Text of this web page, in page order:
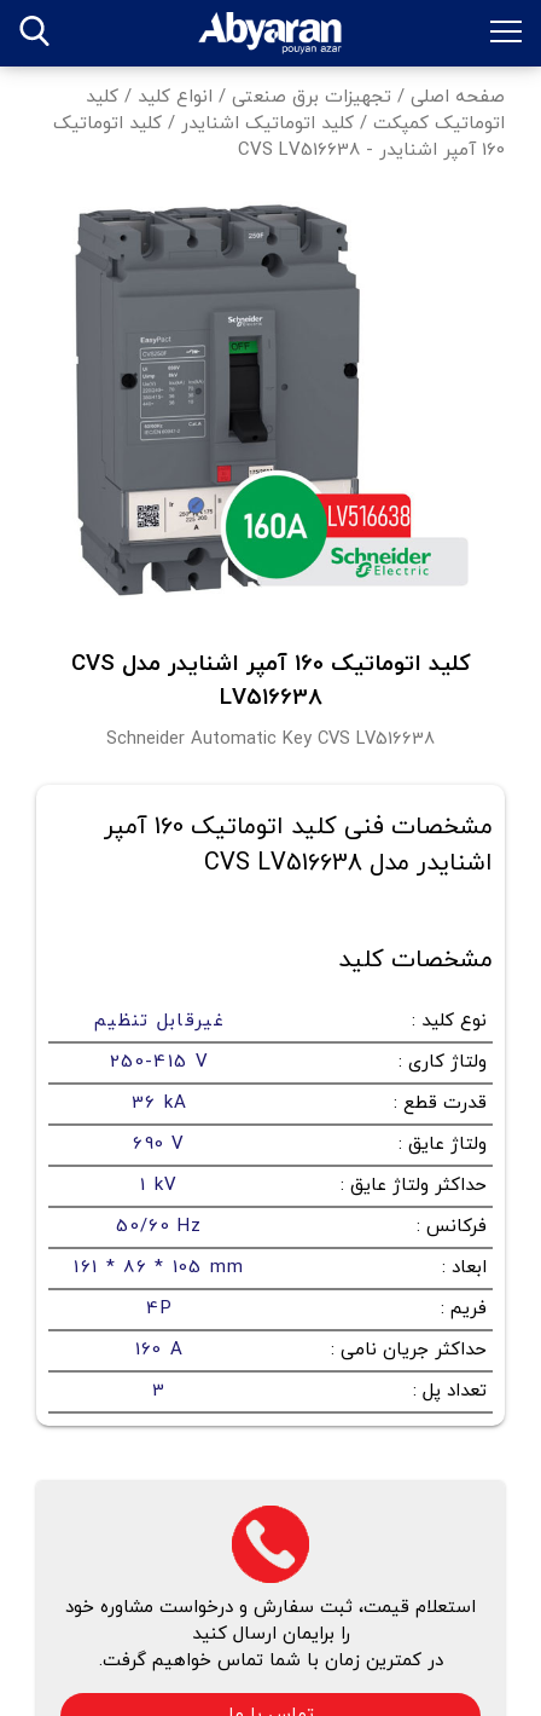
صفحه اصلی / تجهیزات برق صنعتی / انواع کلید / کلید
اتوماتیک کمپکت / کلید اتوماتیک اشنایدر / کلید اتوماتیک
160 آمپر اشنایدر - CVS LV516638
کلید اتوماتیک 160 آمپر اشنایدر مدل CVS
LV516638
Schneider Automatic Key CVS LV516638
مشخصات فنی کلید اتوماتیک 160 آمپر
اشنایدر مدل CVS LV516638
مشخصات کلید
نوع کلید :
غیرقابل تنظیم
ولتاژ کاری :
250-415 V
قدرت قطع :
36 kA
ولتاژ عایق :
690 V
حداکثر ولتاژ عایق :
1 kV
فرکانس :
50/60 Hz
ابعاد :
161 * 86 * 105 mm
فریم :
4P
حداکثر جریان نامی :
160 A
تعداد پل :
3
استعلام قیمت، ثبت سفارش و درخواست مشاوره خود
را برایمان ارسال کنید
در کمترین زمان با شما تماس خواهیم گرفت.